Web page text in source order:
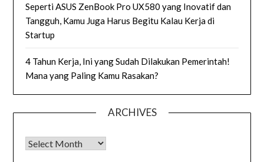
Seperti ASUS ZenBook Pro UX580 yang Inovatif dan
Tangguh, Kamu Juga Harus Begitu Kalau Kerja di
Startup
4 Tahun Kerja, Ini yang Sudah Dilakukan Pemerintah!
Mana yang Paling Kamu Rasakan?
ARCHIVES
Archives